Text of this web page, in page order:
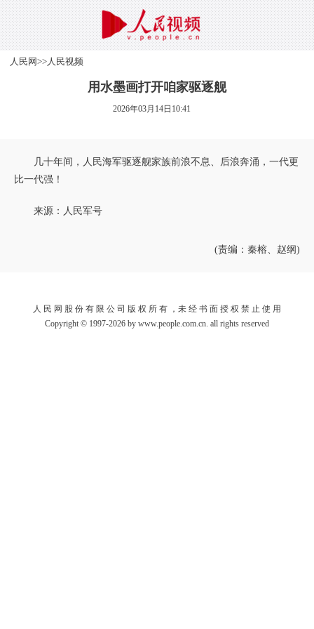
人民网>>人民视频
用水墨画打开咱家驱逐舰
2026年03月14日10:41
几十年间，人民海军驱逐舰家族前浪不息、后浪奔涌，一代更
比一代强！
来源：人民军号
(责编：秦榕、赵纲)
人 民 网 股 份 有 限 公 司 版 权 所 有 ，未 经 书 面 授 权 禁 止 使 用
Copyright © 1997-2026 by www.people.com.cn. all rights reserved